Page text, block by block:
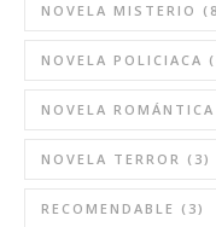
NOVELA MISTERIO
NOVELA POLICIACA
NOVELA ROMÁNTICA
NOVELA TERROR (3)
RECOMENDABLE (3)